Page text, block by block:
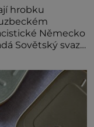
hrobku
Německo
Sovětský svaz.